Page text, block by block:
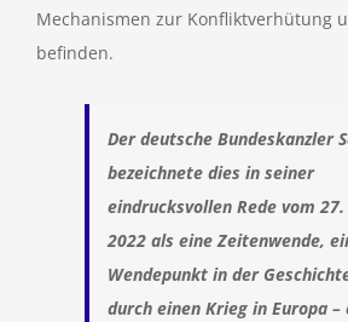
Mechanismen zur Konfliktverhütung
befinden.
Der deutsche Bundeskanzler
bezeichnete dies in seiner
eindrucksvollen Rede vom
2022 als eine Zeitenwende,
Wendepunkt in der
durch einen Krieg in Europa –